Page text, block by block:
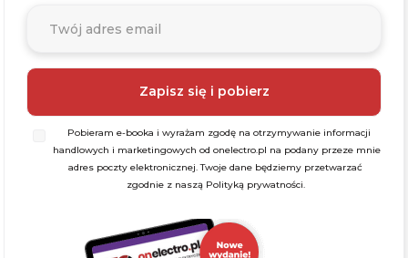
Pobieram e-booka i wyrażam zgodę na otrzymywanie informacji
handlowych i marketingowych od onelectro.pl na podany przeze mnie
adres poczty elektronicznej. Twoje dane będziemy przetwarzać
zgodnie z naszą Polityką prywatności.